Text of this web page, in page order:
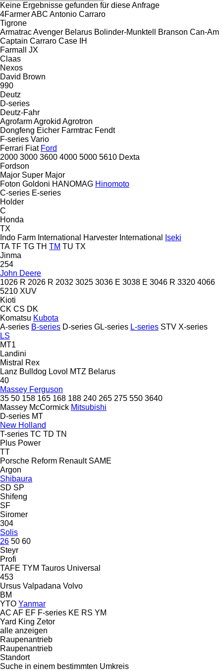
Keine Ergebnisse gefunden für diese Anfrage
4FarmerABC Antonio Carraro
Tigrone
ArmatracAvenger Belarus Bolinder-Munktell Branson Can-Am
Captain Carraro Case IH
Farmall
JX
Claas
Nexos
David Brown
990
Deutz
D-series
Deutz-Fahr
AgrofarmAgrokid Agrotron
Dongfeng Eicher Farmtrac Fendt
F-series Vario
Ferrari Fiat Ford
2000 3000 3600 4000 5000 5610 Dexta
Fordson
Major Super Major
Foton Goldoni HANOMAG Hinomoto
C-series E-series
Holder
C
Honda
TX
Indo Farm International Harvester International
Iseki
TA TF TG TH TM TU TX
Jinma
254
John Deere
1026 R 2026 R 2032 3025 3036 E 3038 E 3046 R 3320 4066
5210 XUV
Kioti
CK CS DK
Komatsu Kubota
A-series B-series D-series GL-series L-series STV X-series
LS
MT1
Landini
Mistral
Rex
Lanz Bulldog Lovol MTZ Belarus
40
Massey Ferguson
35 50 158 165 168 188 240 265 275 550 3640
Massey McCormick Mitsubishi
D-series MT
New Holland
T-series TC TD TN
Plus Power
TT
Porsche Reform Renault SAME
Argon
Shibaura
SD SP
Shifeng
SF
Siromer
304
Solis
26 50 60
Steyr
Profi
TAFE TYM Tauros Universal
453
Ursus Valpadana Volvo
BM
YTO Yanmar
AC AF EF F-series KE RS YM
Yard King Zetor
alle anzeigen
Raupenantrieb
Raupenantrieb
Standort
Suche in einem bestimmten Umkreis